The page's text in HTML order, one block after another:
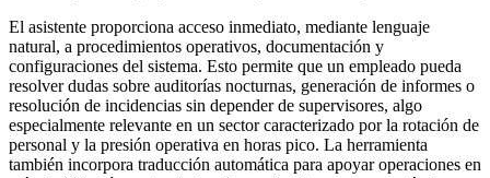
El asistente proporciona acceso inmediato, mediante lenguaje
natural, a procedimientos operativos, documentación y
configuraciones del sistema. Esto permite que un empleado pueda
resolver dudas sobre auditorías nocturnas, generación de informes o
resolución de incidencias sin depender de supervisores, algo
especialmente relevante en un sector caracterizado por la rotación de
personal y la presión operativa en horas pico. La herramienta
también incorpora traducción automática para apoyar operaciones en